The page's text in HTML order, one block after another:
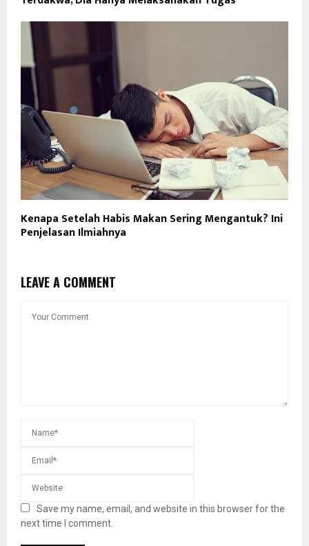
Kenapa Setelah Habis Makan Sering Mengantuk? Ini
Penjelasan Ilmiahnya
LEAVE A COMMENT
Save my name, email, and website in this browser for the
next time I comment.